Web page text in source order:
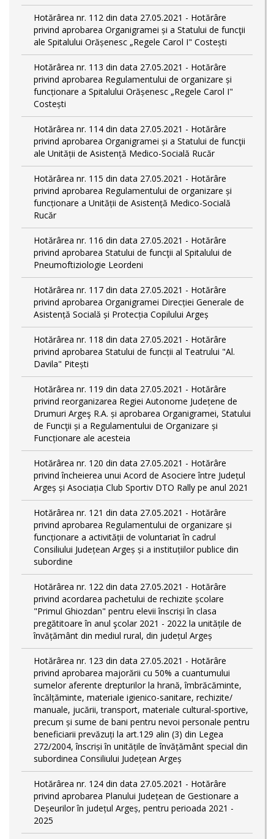
Hotărârea nr. 112 din data 27.05.2021 - Hotărâre
privind aprobarea Organigramei și a Statului de funcţii
ale Spitalului Orășenesc „Regele Carol I" Costești
Hotărârea nr. 113 din data 27.05.2021 - Hotărâre
privind aprobarea Regulamentului de organizare și
funcționare a Spitalului Orășenesc „Regele Carol I"
Costești
Hotărârea nr. 114 din data 27.05.2021 - Hotărâre
privind aprobarea Organigramei și a Statului de funcţii
ale Unității de Asistență Medico-Socială Rucăr
Hotărârea nr. 115 din data 27.05.2021 - Hotărâre
privind aprobarea Regulamentului de organizare și
funcționare a Unității de Asistență Medico-Socială
Rucăr
Hotărârea nr. 116 din data 27.05.2021 - Hotărâre
privind aprobarea Statului de funcţii al Spitalului de
Pneumoftiziologie Leordeni
Hotărârea nr. 117 din data 27.05.2021 - Hotărâre
privind aprobarea Organigramei Direcției Generale de
Asistență Socială și Protecția Copilului Argeș
Hotărârea nr. 118 din data 27.05.2021 - Hotărâre
privind aprobarea Statului de funcții al Teatrului "Al.
Davila" Pitești
Hotărârea nr. 119 din data 27.05.2021 - Hotărâre
privind reorganizarea Regiei Autonome Județene de
Drumuri Argeş R.A. și aprobarea Organigramei, Statului
de Funcţii și a Regulamentului de Organizare și
Funcționare ale acesteia
Hotărârea nr. 120 din data 27.05.2021 - Hotărâre
privind încheierea unui Acord de Asociere între Județul
Argeș și Asociația Club Sportiv DTO Rally pe anul 2021
Hotărârea nr. 121 din data 27.05.2021 - Hotărâre
privind aprobarea Regulamentului de organizare și
funcționare a activității de voluntariat în cadrul
Consiliului Județean Argeș și a instituțiilor publice din
subordine
Hotărârea nr. 122 din data 27.05.2021 - Hotărâre
privind acordarea pachetului de rechizite școlare
"Primul Ghiozdan" pentru elevii înscriși în clasa
pregătitoare în anul şcolar 2021 - 2022 la unitățile de
învățământ din mediul rural, din județul Argeș
Hotărârea nr. 123 din data 27.05.2021 - Hotărâre
privind aprobarea majorării cu 50% a cuantumului
sumelor aferente drepturilor la hrană, îmbrăcăminte,
încălțăminte, materiale igienico-sanitare, rechizite/
manuale, jucării, transport, materiale cultural-sportive,
precum și sume de bani pentru nevoi personale pentru
beneficiarii prevăzuți la art.129 alin (3) din Legea
272/2004, înscriși în unitățile de învățământ special din
subordinea Consiliului Județean Argeș
Hotărârea nr. 124 din data 27.05.2021 - Hotărâre
privind aprobarea Planului Județean de Gestionare a
Deșeurilor în județul Argeș, pentru perioada 2021 -
2025